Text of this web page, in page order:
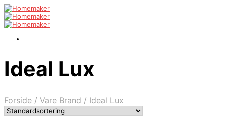
Ideal Lux
Forside / Vare Brand / Ideal Lux